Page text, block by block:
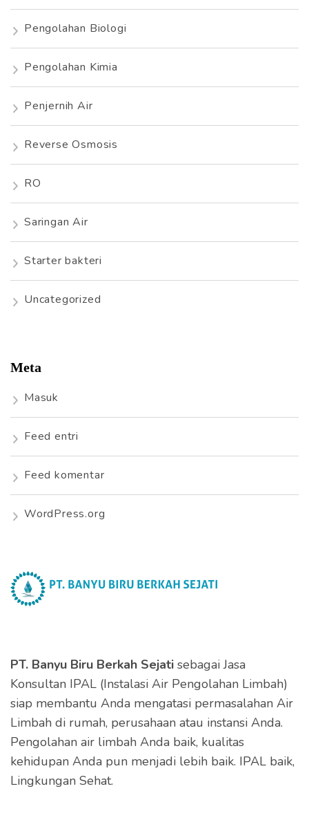
Pengolahan Biologi
Pengolahan Kimia
Penjernih Air
Reverse Osmosis
RO
Saringan Air
Starter bakteri
Uncategorized
Meta
Masuk
Feed entri
Feed komentar
WordPress.org
PT. Banyu Biru Berkah Sejati sebagai Jasa
Konsultan IPAL (Instalasi Air Pengolahan Limbah)
siap membantu Anda mengatasi permasalahan Air
Limbah di rumah, perusahaan atau instansi Anda.
Pengolahan air limbah Anda baik, kualitas
kehidupan Anda pun menjadi lebih baik. IPAL baik,
Lingkungan Sehat.